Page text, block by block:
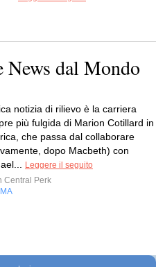
dal Mondo
notizia di rilievo è la carriera
più fulgida di Marion Cotillard in
che passa dal collaborare
dopo Macbeth) con
Leggere il seguito
Central Perk